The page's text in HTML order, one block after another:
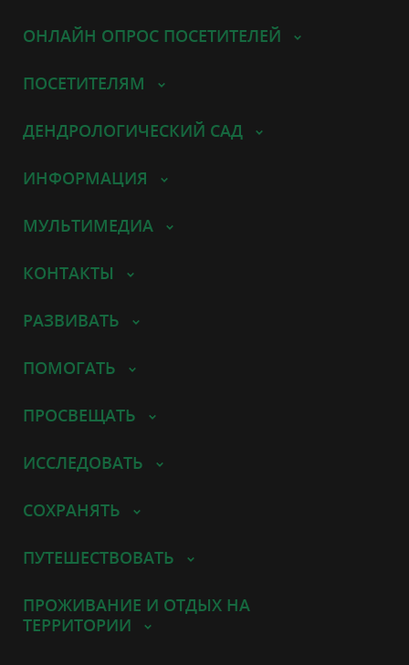
ОНЛАЙН ОПРОС ПОСЕТИТЕЛЕЙ
ПОСЕТИТЕЛЯМ
ДЕНДРОЛОГИЧЕСКИЙ САД
ИНФОРМАЦИЯ
МУЛЬТИМЕДИА
КОНТАКТЫ
РАЗВИВАТЬ
ПОМОГАТЬ
ПРОСВЕЩАТЬ
ИССЛЕДОВАТЬ
СОХРАНЯТЬ
ПУТЕШЕСТВОВАТЬ
ПРОЖИВАНИЕ И ОТДЫХ НА
ТЕРРИТОРИИ